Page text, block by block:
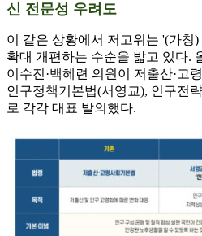
신 전문성 우려도
이 같은 상황에서 저고위는 '(가칭
확대 개편하는 수순을 밟고 있다.
이수진·백혜련 의원이 저출산·고
인구정책기본법(서영교), 인구전
로 각각 대표 발의했다.